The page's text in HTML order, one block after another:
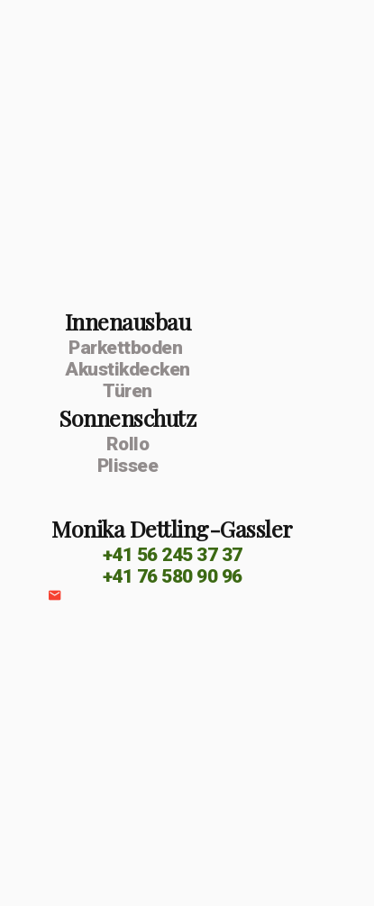
Innenausbau
Parkettboden
Akustikdecken
Türen
Sonnenschutz
Rollo
Plissee
Monika Dettling-Gassler
+41 56 245 37 37
+41 76 580 90 96